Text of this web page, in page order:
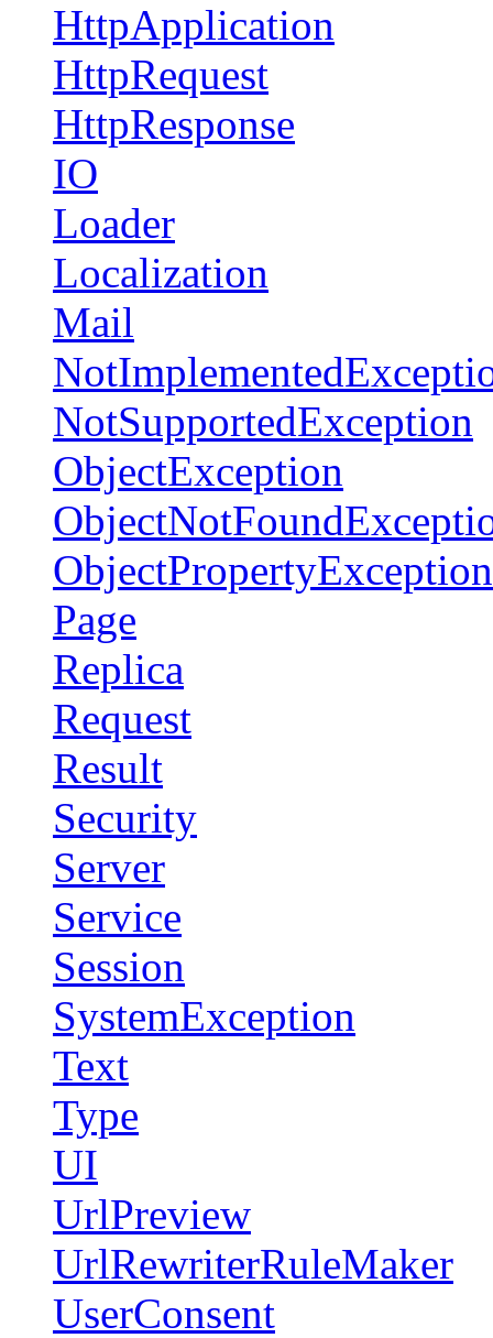
HttpApplication
HttpRequest
HttpResponse
IO
Loader
Localization
Mail
NotSupportedException
ObjectException
ObjectPropertyException
Page
Replica
Request
Result
Security
Server
Service
Session
SystemException
Text
Type
UI
UrlPreview
UrlRewriterRuleMaker
UserConsent